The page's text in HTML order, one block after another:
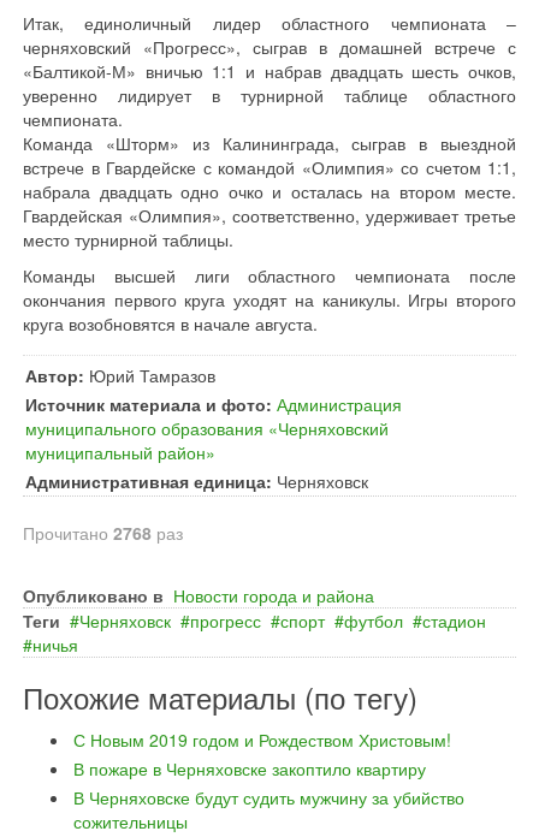
Итак, единоличный лидер областного чемпионата –
черняховский «Прогресс», сыграв в домашней встрече с
«Балтикой-М» вничью 1:1 и набрав двадцать шесть очков,
уверенно лидирует в турнирной таблице областного
чемпионата.
Команда «Шторм» из Калининграда, сыграв в выездной
встрече в Гвардейске с командой «Олимпия» со счетом 1:1,
набрала двадцать одно очко и осталась на втором месте.
Гвардейская «Олимпия», соответственно, удерживает третье
место турнирной таблицы.
Команды высшей лиги областного чемпионата после
окончания первого круга уходят на каникулы. Игры второго
круга возобновятся в начале августа.
Автор: Юрий Тамразов
Источник материала и фото: Администрация
муниципального образования «Черняховский
муниципальный район»
Административная единица: Черняховск
Прочитано 2768 раз
Опубликовано в Новости города и района
Теги
Черняховск прогресс спорт футбол
стадион
ничья
Похожие материалы (по тегу)
С Новым 2019 годом и Рождеством Христовым!
В пожаре в Черняховске закоптило квартиру
В Черняховске будут судить мужчину за убийство
сожительницы